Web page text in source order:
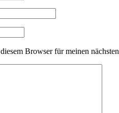
Browser für meinen